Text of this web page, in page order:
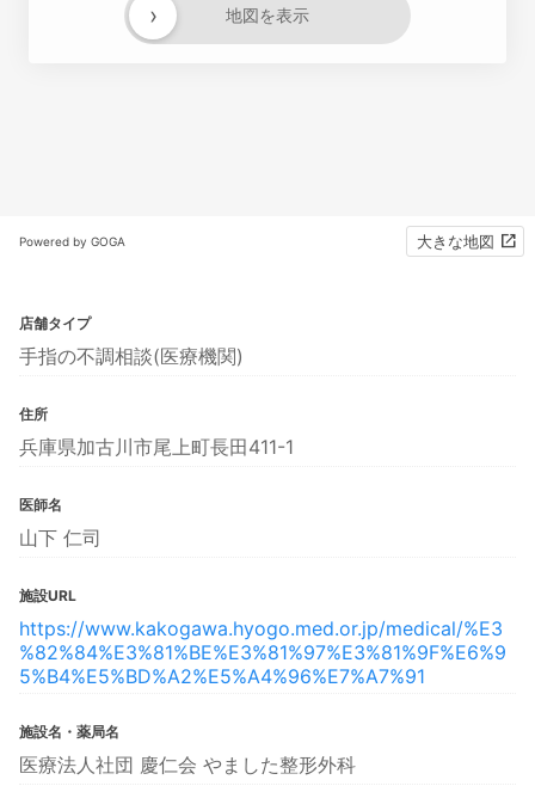
地図を表示
›
Powered by GOGA 大きな地図
店舗タイプ
手指の不調相談(医療機関)
住所
兵庫県加古川市尾上町長田411-1
医師名
山下 仁司
施設URL
https://www.kakogawa.hyogo.med.or.jp/medical/%E3
%82%84%E3%81%BE%E3%81%97%E3%81%9F%E6%9
5%B4%E5%BD%A2%E5%A4%96%E7%A7%91
施設名・薬局名
医療法人社団 慶仁会 やました整形外科